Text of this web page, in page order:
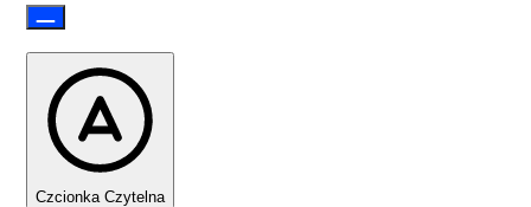
Czcionka Czytelna